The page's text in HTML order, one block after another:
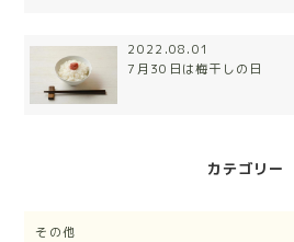
2022.08.01
7月30日は梅干しの日
カテゴリー
その他